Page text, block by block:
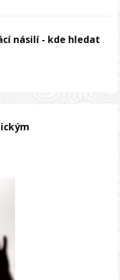
násilí - kde hledat